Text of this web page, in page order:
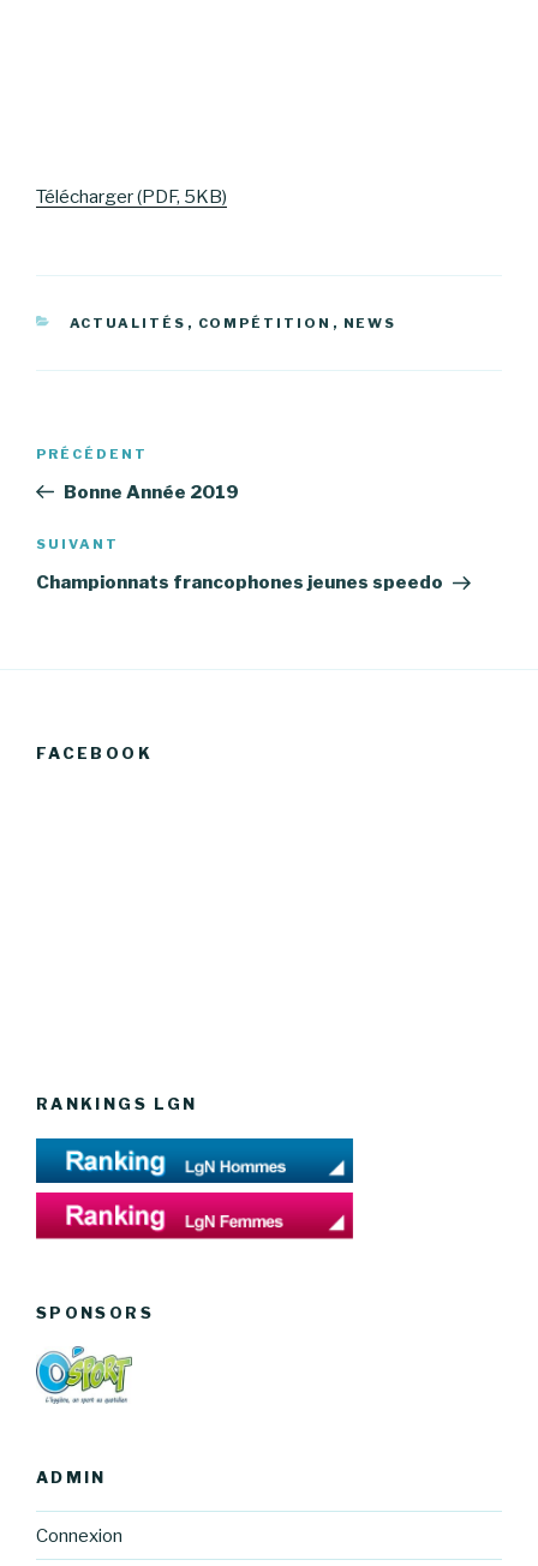
Télécharger (PDF, 5KB)
CATÉGORIES
ACTUALITÉS , COMPÉTITION , NEWS
Navigation
l’article
Article
précédent
PRÉCÉDENT
Bonne Année 2019
Article
suivant
SUIVANT
Championnats francophones jeunes speedo
FACEBOOK
RANKINGS LGN
SPONSORS
ADMIN
Connexion